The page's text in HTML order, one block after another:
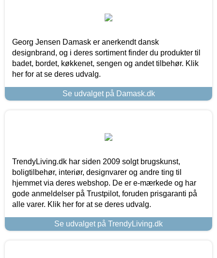
Georg Jensen Damask er anerkendt dansk
designbrand, og i deres sortiment finder du produkter til
badet, bordet, køkkenet, sengen og andet tilbehør. Klik
her for at se deres udvalg.
Se udvalget på Damask.dk
TrendyLiving.dk har siden 2009 solgt brugskunst,
boligtilbehør, interiør, designvarer og andre ting til
hjemmet via deres webshop. De er e-mærkede og har
gode anmeldelser på Trustpilot, foruden prisgaranti på
alle varer. Klik her for at se deres udvalg.
Se udvalget på TrendyLiving.dk